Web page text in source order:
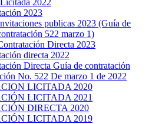
2022
2023
publicas 2023 (Guía de
522 marzo 1)
Directa 2023
directa 2022
Directa Guía de contratación
No. 522 De marzo 1 de 2022
LICITADA 2020
LICITADA 2021
DIRECTA 2020
LICITADA 2019